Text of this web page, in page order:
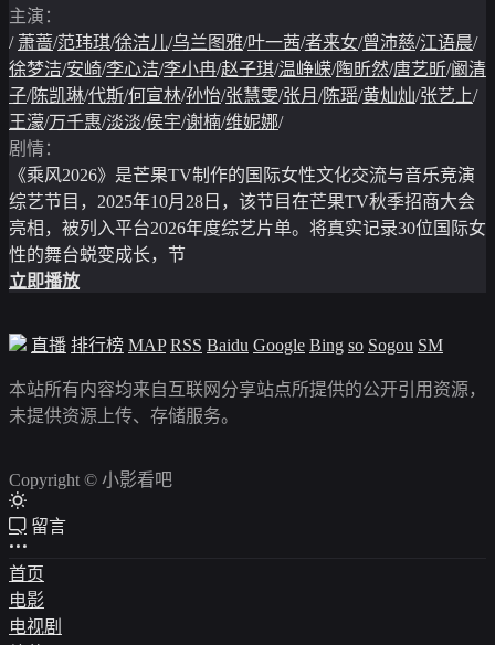
主演：
/ 萧蔷/范玮琪/徐洁儿/乌兰图雅/叶一茜/者来女/曾沛慈/江语晨/
徐梦洁/安崎/李心洁/李小冉/赵子琪/温峥嵘/陶昕然/唐艺昕/阚清
子/陈凯琳/代斯/何宣林/孙怡/张慧雯/张月 /陈瑶/黄灿灿/张艺上/
王濛/万千惠/淡淡/侯宇/谢楠/维妮娜/
剧情：
《乘风2026》是芒果TV制作的国际女性文化交流与音乐竞演
综艺节目，2025年10月28日，该节目在芒果TV秋季招商大会
亮相，被列入平台2026年度综艺片单。将真实记录30位国际女
性的舞台蜕变成长，节
立即播放
直播 排行榜 MAP RSS Baidu Google Bing so Sogou SM
本站所有内容均来自互联网分享站点所提供的公开引用资源，
未提供资源上传、存储服务。
Copyright © 小影看吧
留言
首页
电影
电视剧